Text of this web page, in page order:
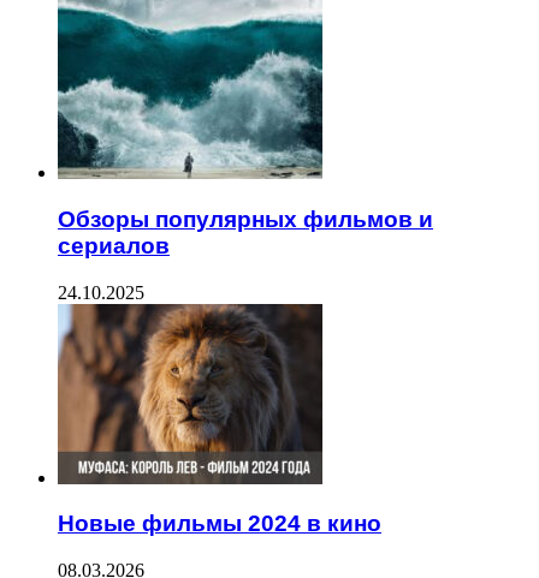
Обзоры популярных фильмов и
сериалов
24.10.2025
Новые фильмы 2024 в кино
08.03.2026